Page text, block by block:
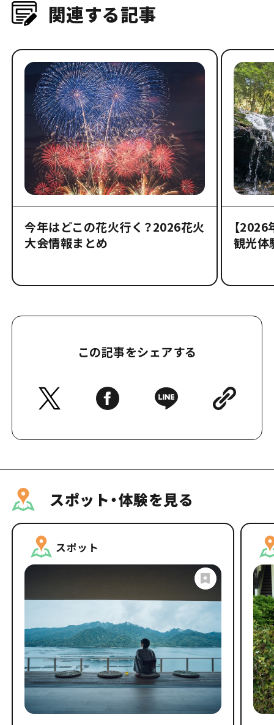
関連する記事
今年はどこの花火行く？2026花火
大会情報まとめ
【
観光体
この記事をシェアする
スポット・体験を見る
スポット